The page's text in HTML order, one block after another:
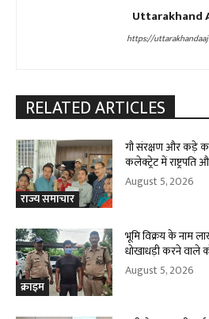
Uttarakhand
https://
RELATED ARTICLES
राज्य समाचार
गौ संरक्षण और कड़े
कलेक्ट्रेट में राष्ट्रपति
August 5, 2026
क्राइम
भूमि विक्रय के नाम
धोखाधड़ी करने वाले
August 5, 2026